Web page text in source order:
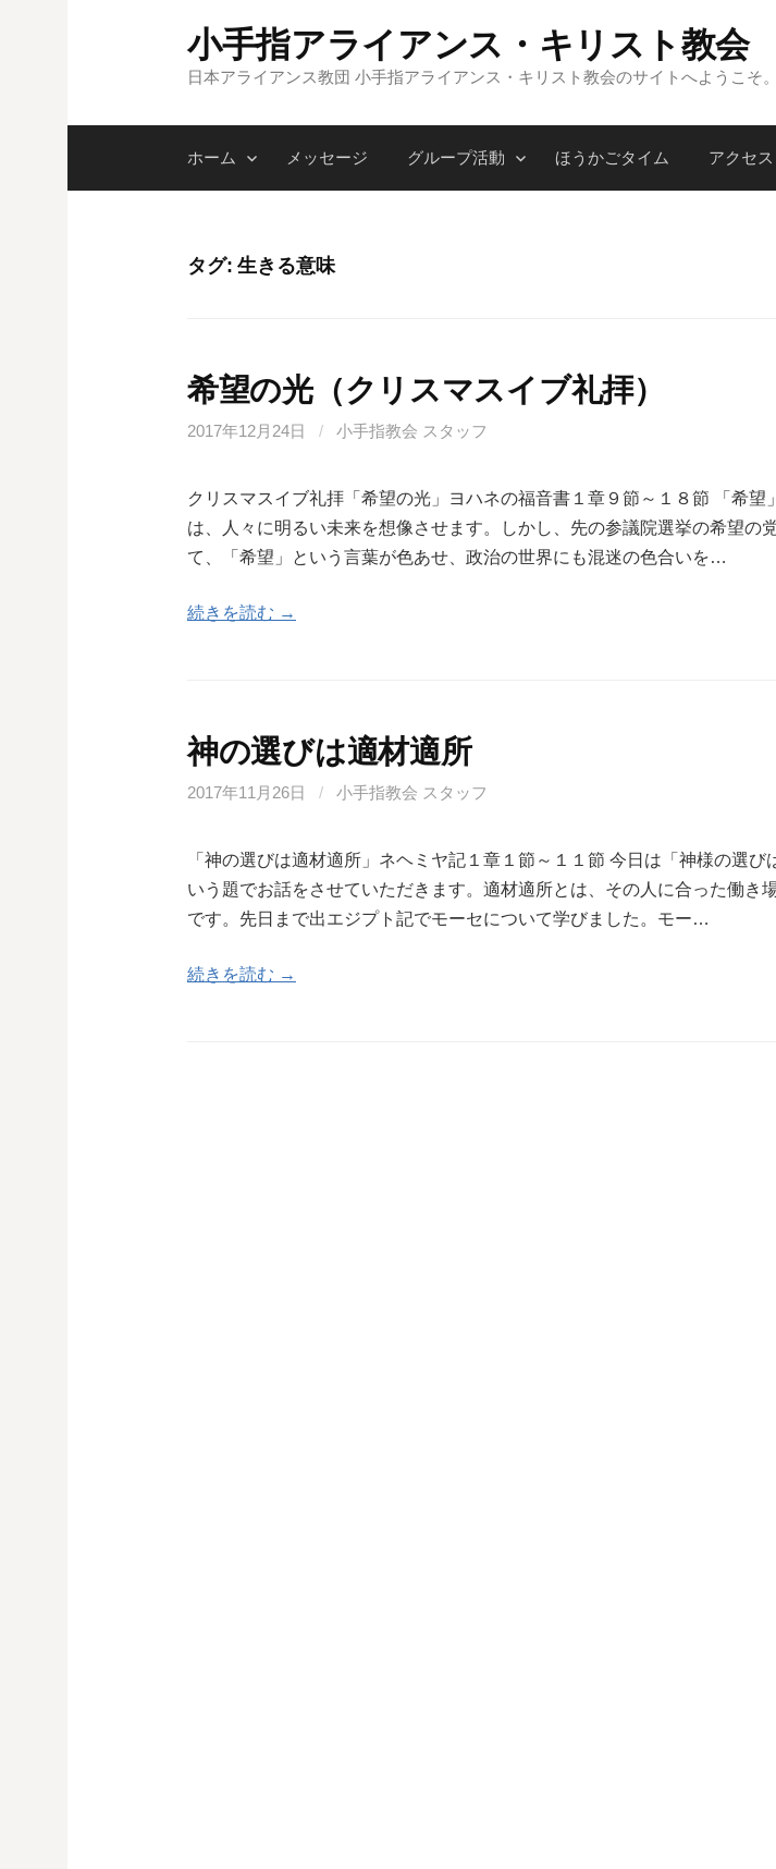
ツ
ス
小手指アライアンス・キリスト教会
日本アライアンス教団 小手指アライアンス・キリスト教会のサイトへようこそ。
ホーム メッセージ グループ活動 ほうかごタイム アクセス
タグ:生きる意味
希望の光（クリスマスイブ礼拝）
2017年12月24日 / 小手指教会 スタッフ
クリスマスイブ礼拝「希望の光」ヨハネの福音書１章９節～１８節 「希望
は、人々に明るい未来を想像させます。しかし、先の参議院選挙の希望の
て、「希望」という言葉が色あせ、政治の世界にも混迷の色合いを…
続きを読む →
神の選びは適材適所
2017年11月26日 / 小手指教会 スタッフ
「神の選びは適材適所」ネヘミヤ記１章１節～１１節 今日は「神様の選び
いう題でお話をさせていただきます。適材適所とは、その人に合った働き
です。先日まで出エジプト記でモーセについて学びました。モー…
続きを読む →